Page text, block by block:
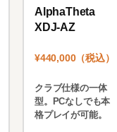
AlphaTheta
XDJ-AZ
¥440,000（税込）
クラブ仕様の一体
型。PCなしでも本
格プレイが可能。